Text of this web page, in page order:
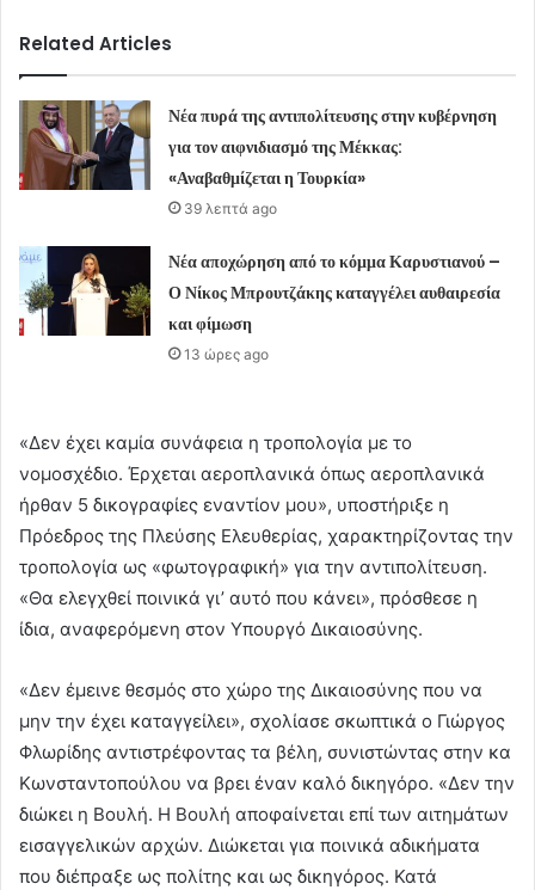
Related Articles
Νέα πυρά της αντιπολίτευσης στην κυβέρνηση
για τον αιφνιδιασμό της Μέκκας:
«Αναβαθμίζεται η Τουρκία»
39 λεπτά ago
Νέα αποχώρηση από το κόμμα Καρυστιανού –
Ο Νίκος Μπρουτζάκης καταγγέλει αυθαιρεσία
και φίμωση
13 ώρες ago
«Δεν έχει καμία συνάφεια η τροπολογία με το
νομοσχέδιο. Έρχεται αεροπλανικά όπως αεροπλανικά
ήρθαν 5 δικογραφίες εναντίον μου», υποστήριξε η
Πρόεδρος της Πλεύσης Ελευθερίας, χαρακτηρίζοντας την
τροπολογία ως «φωτογραφική» για την αντιπολίτευση.
«Θα ελεγχθεί ποινικά γι’ αυτό που κάνει», πρόσθεσε η
ίδια, αναφερόμενη στον Υπουργό Δικαιοσύνης.
«Δεν έμεινε θεσμός στο χώρο της Δικαιοσύνης που να
μην την έχει καταγγείλει», σχολίασε σκωπτικά ο Γιώργος
Φλωρίδης αντιστρέφοντας τα βέλη, συνιστώντας στην κα
Κωνσταντοπούλου να βρει έναν καλό δικηγόρο. «Δεν την
διώκει η Βουλή. Η Βουλή αποφαίνεται επί των αιτημάτων
εισαγγελικών αρχών. Διώκεται για ποινικά αδικήματα
που διέπραξε ως πολίτης και ως δικηγόρος. Κατά